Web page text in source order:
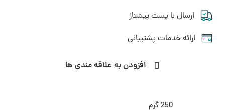
ارسال با پست پیشتاز
ارائه خدمات پشتیبانی
افزودن به علاقه مندی ها
250 گرم